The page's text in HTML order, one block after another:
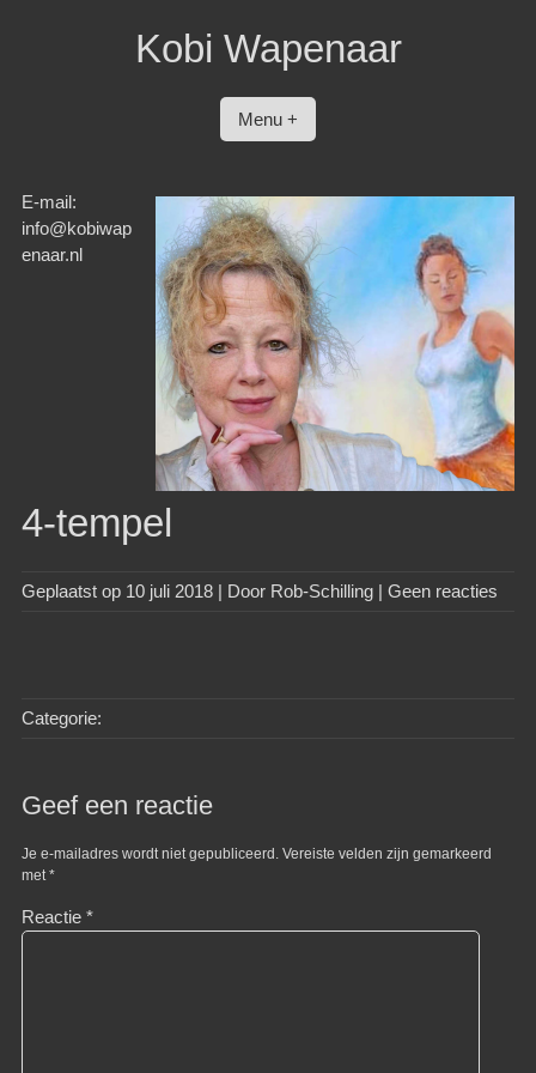
Kobi Wapenaar
Menu +
E-mail:
info@kobiwap
enaar.nl
4-tempel
Geplaatst op 10 juli 2018| Door Rob-Schilling| Geen reacties
Categorie:
Geef een reactie
Je e-mailadres wordt niet gepubliceerd. Vereiste velden zijn gemarkeerd
met*
Reactie *